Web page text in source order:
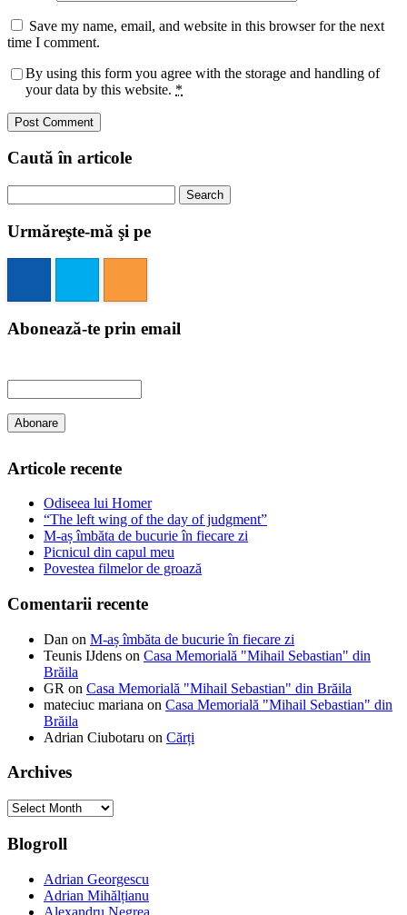
Save my name, email, and website in this browser for the next
time I comment.
By using this form you agree with the storage and handling of
your data by this website. *
Caută în articole
for:
Urmăreşte-mă şi pe
Abonează-te prin email
Articole recente
Odiseea lui Homer
“The left wing of the day of judgment”
M-aș îmbăta de bucurie în fiecare zi
Picnicul din capul meu
Povestea filmelor de groază
Comentarii recente
Dan on M-aș îmbăta de bucurie în fiecare zi
Teunis IJdens on Casa Memorială "Mihail Sebastian" din
Brăila
GR on Casa Memorială "Mihail Sebastian" din Brăila
mateciuc mariana on Casa Memorială "Mihail Sebastian" din
Brăila
Adrian Ciubotaru on Cărți
Archives
Archives
Blogroll
Adrian Georgescu
Adrian Mihălțianu
Alexandru Negrea